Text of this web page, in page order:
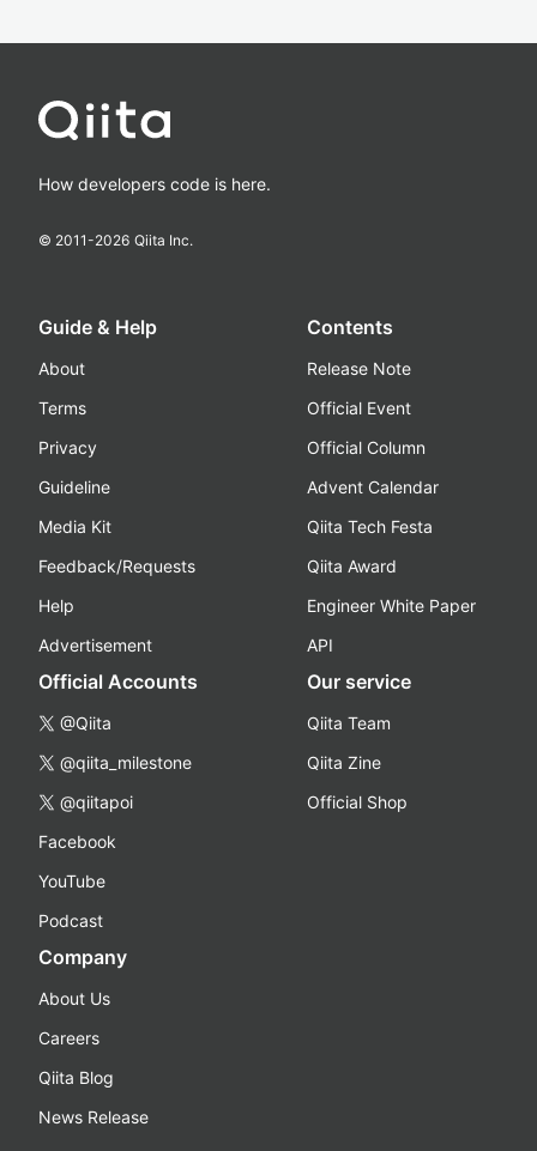
How developers code is here.
© 2011-2026 Qiita Inc.
Guide & Help
About
Terms
Privacy
Guideline
Media Kit
Feedback/Requests
Help
Advertisement
Contents
Release Note
Official Event
Official Column
Advent Calendar
Qiita Tech Festa
Qiita Award
Engineer White Paper
API
Official Accounts
@Qiita
@qiita_milestone
@qiitapoi
Facebook
YouTube
Podcast
Our service
Qiita Team
Qiita Zine
Official Shop
Company
About Us
Careers
Qiita Blog
News Release